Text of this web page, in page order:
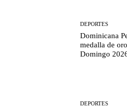
DEPORTES
Dominicana
medalla de
Domingo
DEPORTES